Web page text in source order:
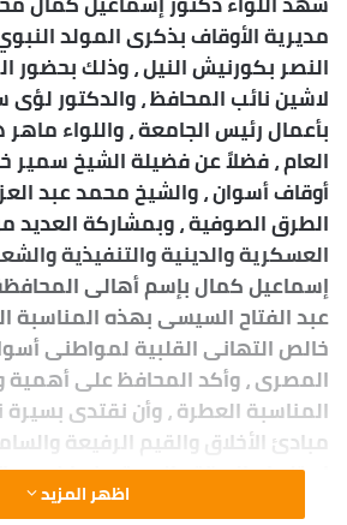
و
ن
مديرية الأوقاف بذكرى المولد
النصر بكورنيش النيل ، وذلك
لاشين نائب المحافظ ، والدكتور لؤى
بأعمال رئيس الجامعة ، واللواء
العام ، فضلاً عن فضيلة الشيخ سمير
أوقاف أسوان ، والشيخ محمد عبد
الطرق الصوفية ، وبمشاركة العديد
العسكرية والدينية والتنفيذية
إسماعيل كمال بإسم أهالى
عبد الفتاح السيسى بهذه المناسبة
خالص التهانى القلبية لمواطنى
المصرى ، وأكد المحافظ على
المناسبة العطرة ، وأن نقتدى
مبادئ الأخلاق والقيم الرفيعة
إستلهام العظة والعبرة منها فى
والعامة من أجل النهوض بأنفسنا
اظهر المزيد